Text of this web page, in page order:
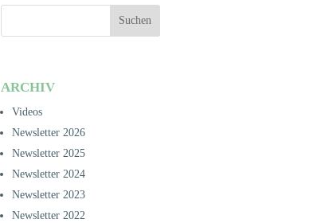
ARCHIV
Videos
Newsletter 2026
Newsletter 2025
Newsletter 2024
Newsletter 2023
Newsletter 2022